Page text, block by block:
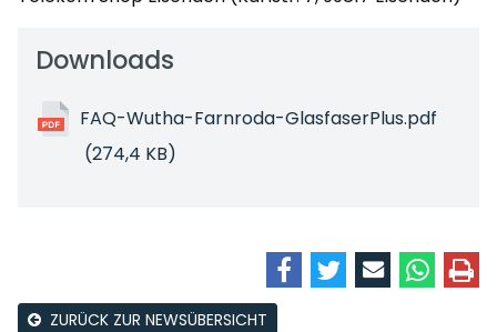
Downloads
FAQ-Wutha-Farnroda-GlasfaserPlus.pdf
(274,4 KB)
ZURÜCK ZUR NEWSÜBERSICHT